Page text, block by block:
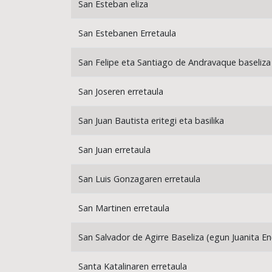
San Esteban eliza
San Estebanen Erretaula
San Felipe eta Santiago de Andravaque baseliza
San Joseren erretaula
San Juan Bautista eritegi eta basilika
San Juan erretaula
San Luis Gonzagaren erretaula
San Martinen erretaula
San Salvador de Agirre Baseliza (egun Juanita
Santa Katalinaren erretaula